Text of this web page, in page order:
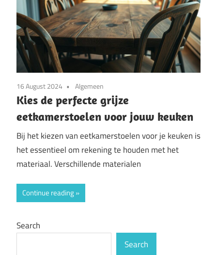
16 August 2024 Algemeen
Kies de perfecte grijze
eetkamerstoelen voor jouw keuken
Bij het kiezen van eetkamerstoelen voor je keuken is
het essentieel om rekening te houden met het
materiaal. Verschillende materialen
Continue reading
Search
Search